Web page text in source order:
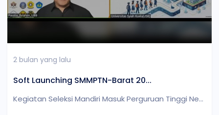
2 bulan yang lalu
Soft Launching SMMPTN-Barat 20...
Kegiatan Seleksi Mandiri Masuk Perguruan Tinggi Ne...